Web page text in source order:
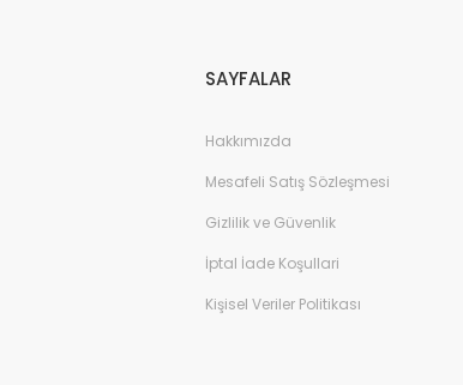
SAYFALAR
Hakkımızda
Mesafeli Satış Sözleşmesi
Gizlilik ve Güvenlik
İptal İade Koşullari
Kişisel Veriler Politikası